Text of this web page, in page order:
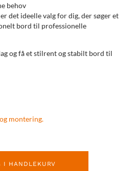
behov
det ideelle valg for dig, der søger et
bord til professionelle
og få et stilrent og stabilt bord til
montering.
I HANDLEKURV